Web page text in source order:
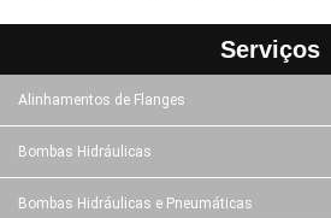
Serviços
Alinhamentos de Flanges
Bombas Hidráulicas
Bombas Hidráulicas e Pneumáticas